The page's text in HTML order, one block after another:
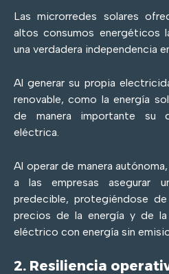
Las microrredes solares
altos consumos energéticos
una verdadera independencia
Al generar su propia
renovable, como la energía
de manera importante su
eléctrica.
Al operar de manera
a las empresas asegurar
predecible, protegiéndose
precios de la energía y de
eléctrico con energía sin
2. Resiliencia